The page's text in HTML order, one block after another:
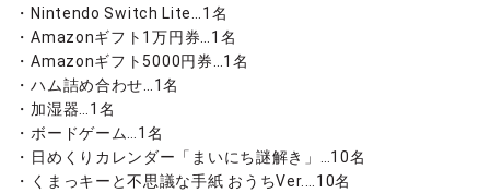
・Nintendo Switch Lite…1名
・Amazonギフト1万円券…1名
・Amazonギフト5000円券…1名
・ハム詰め合わせ…1名
・加湿器…1名
・ボードゲーム…1名
・日めくりカレンダー「まいにち謎解き」…10名
・くまっキーと不思議な手紙 おうちVer.…10名